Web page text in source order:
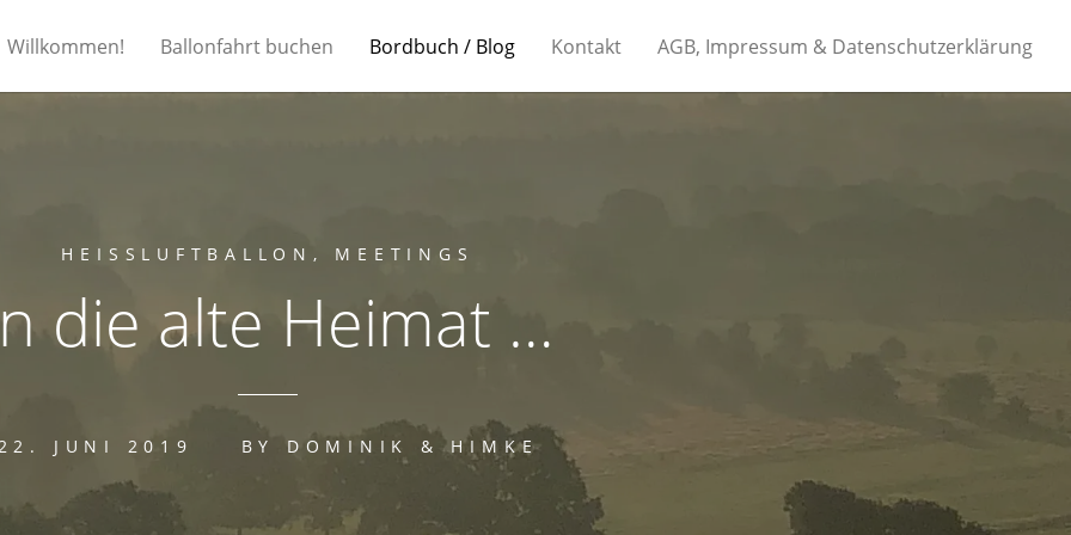
Willkommen! Ballonfahrt buchen Bordbuch / Blog Kontakt AGB, Impressum & Datenschutzerklärung
HEISSLUFTBALLON , MEETINGS
die alte Heimat …
JUNI 2019 BY DOMINIK & HIMKE